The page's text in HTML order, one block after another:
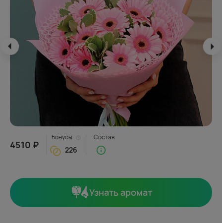
4510 ₽
Бонусы
226
Состав
Узнать аромат